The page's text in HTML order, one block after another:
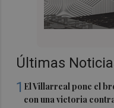
Últimas
1 El Villarreal pone el
con una victoria